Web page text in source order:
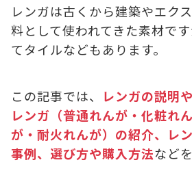
レンガは古くから建築やエク
料として使われてきた素材で
てタイルなどもあります。
この記事では、
レンガの説明
レンガ（普通れんが・化粧れ
が・耐火れんが）の紹介、レ
事例、選び方や購入方法など